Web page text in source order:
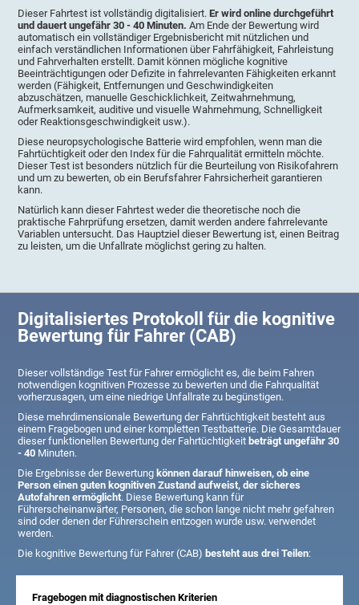
Dieser Fahrtest ist vollständig digitalisiert.Er wird online durchgeführt
und dauert ungefähr 30 - 40 Minuten.Am Ende der Bewertung wird
automatisch ein vollständiger Ergebnisbericht mit nützlichen und
einfach verständlichen Informationen über Fahrfähigkeit, Fahrleistung
und Fahrverhalten erstellt. Damit können mögliche kognitive
Beeinträchtigungen oder Defizite in fahrrelevanten Fähigkeiten erkannt
werden (Fähigkeit, Entfernungen und Geschwindigkeiten
abzuschätzen, manuelle Geschicklichkeit, Zeitwahrnehmung,
Aufmerksamkeit, auditive und visuelle Wahrnehmung, Schnelligkeit
oder Reaktionsgeschwindigkeit usw.).
Diese neuropsychologische Batterie wird empfohlen, wenn man die
Fahrtüchtigkeit oder den Index für die Fahrqualität ermitteln möchte.
Dieser Test ist besonders nützlich für die Beurteilung von Risikofahrern
und um zu bewerten, ob ein Berufsfahrer Fahrsicherheit garantieren
kann.
Natürlich kann dieser Fahrtest weder die theoretische noch die
praktische Fahrprüfung ersetzen, damit werden andere fahrrelevante
Variablen untersucht. Das Hauptziel dieser Bewertung ist, einen Beitrag
zu leisten, um die Unfallrate möglichst gering zu halten.
Digitalisiertes Protokoll für die kognitive
Bewertung für Fahrer (CAB)
Dieser vollständige Test für Fahrer ermöglicht es, die beim Fahren
notwendigen kognitiven Prozesse zu bewerten und die Fahrqualität
vorherzusagen, um eine niedrige Unfallrate zu begünstigen.
Diese mehrdimensionale Bewertung der Fahrtüchtigkeit besteht aus
einem Fragebogen und einer kompletten Testbatterie. Die Gesamtdauer
dieser funktionellen Bewertung der Fahrtüchtigkeit beträgt ungefähr 30
- 40 Minuten.
Die Ergebnisse der Bewertung können darauf hinweisen, ob eine
Person einen guten kognitiven Zustand aufweist, der sicheres
Autofahren ermöglicht. Diese Bewertung kann für
Führerscheinanwärter, Personen, die schon lange nicht mehr gefahren
sind oder denen der Führerschein entzogen wurde usw. verwendet
werden.
Die kognitive Bewertung für Fahrer (CAB) besteht aus drei Teilen:
Fragebogen mit diagnostischen Kriterien